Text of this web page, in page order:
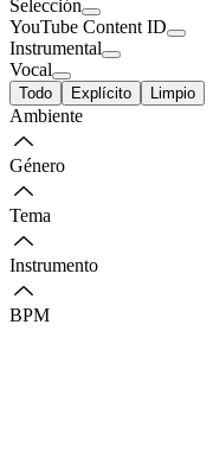
Selección
YouTube Content ID
Instrumental
Vocal
Todo Explícito Limpio
Ambiente
Género
Tema
Instrumento
BPM